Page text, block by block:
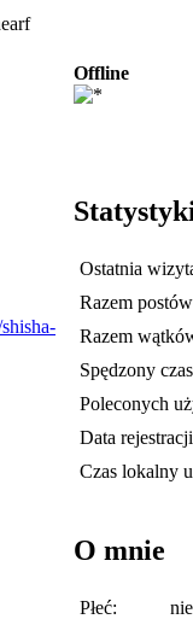
Offline
Ostatnia
Razem
Razem
Spędzony
Poleconych
Data
Czas lokalny
O mnie
Płeć: